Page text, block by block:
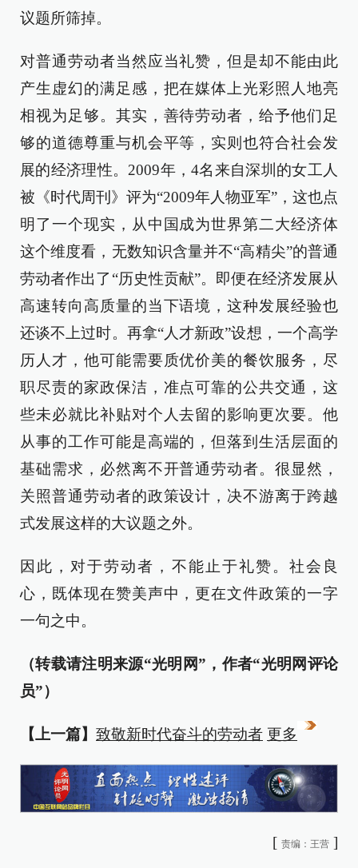
议题所筛掉。
对普通劳动者当然应当礼赞，但是却不能由此
产生虚幻的满足感，把在媒体上光彩照人地亮
相视为足够。其实，善待劳动者，给予他们足
够的道德尊重与机会平等，实则也符合社会发
展的经济理性。2009年，4名来自深圳的女工人
被《时代周刊》评为“2009年人物亚军”，这也点
明了一个现实，从中国成为世界第二大经济体
这个维度看，无数知识含量并不“高精尖”的普通
劳动者作出了“历史性贡献”。即便在经济发展从
高速转向高质量的当下语境，这种发展经验也
还谈不上过时。再拿“人才新政”设想，一个高学
历人才，他可能需要质优价美的餐饮服务，尽
职尽责的家政保洁，准点可靠的公共交通，这
些未必就比补贴对个人去留的影响更次要。他
从事的工作可能是高端的，但落到生活层面的
基础需求，必然离不开普通劳动者。很显然，
关照普通劳动者的政策设计，决不游离于跨越
式发展这样的大议题之外。
因此，对于劳动者，不能止于礼赞。社会良
心，既体现在赞美声中，更在文件政策的一字
一句之中。
（转载请注明来源“光明网”，作者“光明网评论
员”）
【上一篇】 致敬新时代奋斗的劳动者 更多
[ 责编：王营 ]